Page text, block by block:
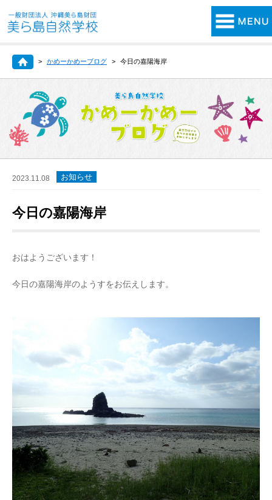
かめーかめーブログ 今日の嘉陽海岸
2023.11.08 お知らせ
今日の嘉陽海岸
おはようございます！
今日の嘉陽海岸のようすをお伝えします。